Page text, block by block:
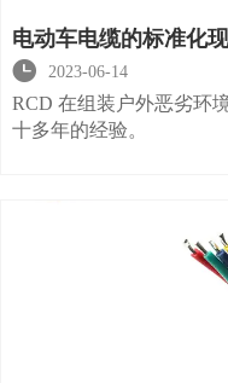
电动车电缆的标准化

2023-06-14
RCD 在组装户外恶劣环
十多年的经验。